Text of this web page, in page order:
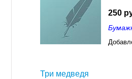
250
Три медведя